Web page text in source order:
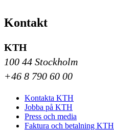
Kontakt
KTH
100 44 Stockholm
+46 8 790 60 00
Kontakta KTH
Jobba på KTH
Press och media
Faktura och betalning KTH